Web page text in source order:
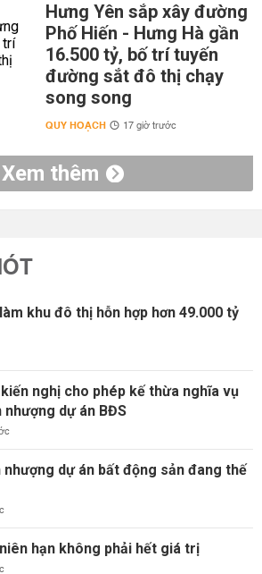
Hưng Yên sắp xây đường
Phố Hiến - Hưng Hà gần
16.500 tỷ, bố trí tuyến
đường sắt đô thị chạy
song song
QUY HOẠCH 17 giờ trước
Xem thêm
khu đô thị hỗn hợp hơn 49.000 tỷ
nghị cho phép kế thừa nghĩa vụ
dự án BĐS
dự án bất động sản đang thế
hạn không phải hết giá trị